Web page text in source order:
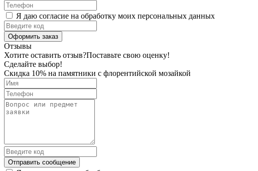
Я даю согласие на обработку моих персональных данных
Оформить заказ
Отзывы
Хотите оставить отзыв?Поставьте свою оценку!
Сделайте выбор!
Скидка 10% на памятники с флорентийской мозайкой
Отправить сообщение